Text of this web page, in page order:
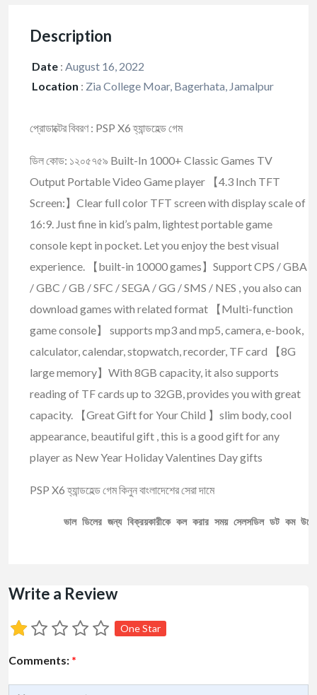
Description
Date : August 16, 2022
Location : Zia College Moar, Bagerhata, Jamalpur
প্রোডাক্টের বিবরণ : PSP X6 হ্যান্ডহেল্ড গেম
ডিল কোড: ১২০৫৭৫৯ Built-In 1000+ Classic Games TV
Output Portable Video Game player 【4.3 Inch TFT
Screen:】Clear full color TFT screen with display scale of
16:9. Just fine in kid’s palm, lightest portable game
console kept in pocket. Let you enjoy the best visual
experience. 【built-in 10000 games】Support CPS / GBA
/ GBC / GB / SFC / SEGA / GG / SMS / NES , you also can
download games with related format 【Multi-function
game console】 supports mp3 and mp5, camera, e-book,
calculator, calendar, stopwatch, recorder, TF card 【8G
large memory】With 8GB capacity, it also supports
reading of TF cards up to 32GB, provides you with great
capacity. 【Great Gift for Your Child 】slim body, cool
appearance, beautiful gift , this is a good gift for any
player as New Year Holiday Valentines Day gifts
PSP X6 হ্যান্ডহেল্ড গেম কিনুন বাংলাদেশের সেরা দামে
ভাল ডিলের জন্য বিক্রয়কারীকে কল করার সময় সেলসডিল ডট কম
Write a Review
One Star
Comments: *